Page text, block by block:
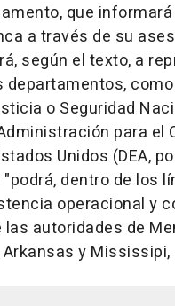
que
a través de su
según el texto, a
departamentos,
o Seguridad
para el
Unidos (DEA,
"podrá, dentro de los
operacional y
las autoridades de
y